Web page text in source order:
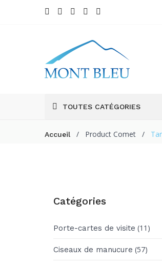
TOUTES CATÉGORIES
Accueil / Product Comet /
Catégories
Porte-cartes de visite (11)
Ciseaux de manucure (57)